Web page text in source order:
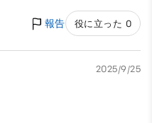
報告 役に立った 0
2025/9/25